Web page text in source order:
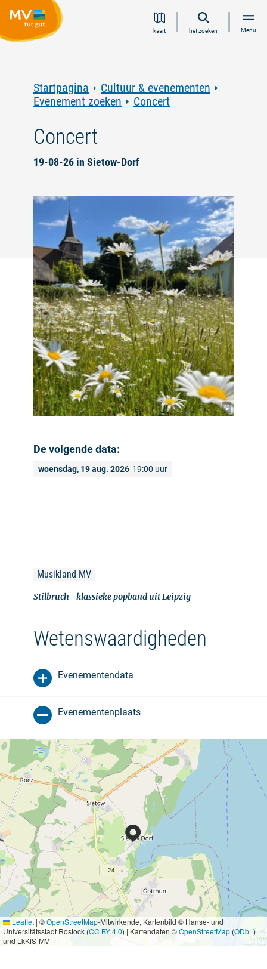
Ga
naar
Ga
naar
Ga
naar
Ga
naar
kaart het zoeken Menu
Startpagina
Cultuur & evenementen
Evenement zoeken
Concert
Concert
19-08-26 in Sietow-Dorf
©
De volgende data:
woensdag, 19 aug. 2026 19:00 uur
Musikland MV
Stilbruch- klassieke popband uit Leipzig
Wetenswaardigheden
Evenementendata
Evenementenplaats
Leaflet | ©OpenStreetMap-Mitwirkende, Kartenbild © Hanse- und
Universitätsstadt Rostock (CC BY 4.0) | Kartendaten ©OpenStreetMap (ODbL)
und LkKfS-MV